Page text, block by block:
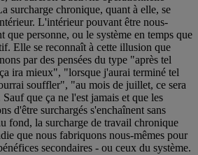
surcharge chronique, quant à elle, se
L'intérieur pouvant être nous-
que personne, ou le système en temps que
Elle se reconnaît à cette illusion que
par des pensées du type "après tel
ira mieux", "lorsque j'aurai terminé tel
souffler", "au mois de juillet, ce sera
que ça ne l'est jamais et que les
d'être surchargés s'enchaînent sans
fond, la surcharge de travail chronique
que nous fabriquons nous-mêmes pour
secondaires - ou ceux du système.